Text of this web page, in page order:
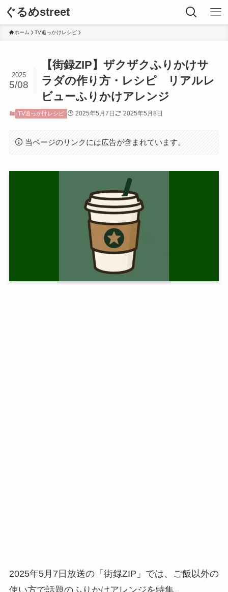
ぐるめstreet
ホーム TV追っかけレシピ
【街録ZIP】ザクザクふりかけサ
ラダの作り方・レシピ リアルレ
ビューふりかけアレンジ
2025
5/08
TV追っかけレシピ 2025年5月7日 2025年5月8日
当ページのリンクには広告が含まれています。
2025年5月7日放送の「街録ZIP」では、ご飯以外の
使い方で話題のふりかけアレンジを特集。